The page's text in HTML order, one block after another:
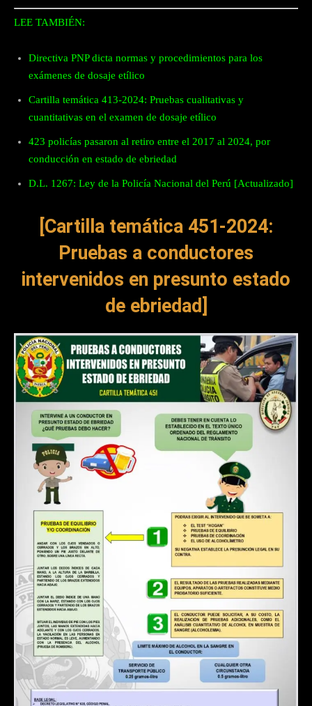
LEE TAMBIÉN:
Directiva PNP dicta normas y procedimientos para los
exámenes de dosaje etílico
Cartilla temática 413-2024: Pruebas cualitativas y
cuantitativas en el examen de dosaje etílico
423 policías pasaron al retiro entre el 2017 al 2024, por
conducción en estado de ebriedad
D.L. 1267: Ley de la Policía Nacional del Perú [Actualizado]
[Cartilla temática 451-2024:
Pruebas a conductores
intervenidos en presunto estado
de ebriedad]